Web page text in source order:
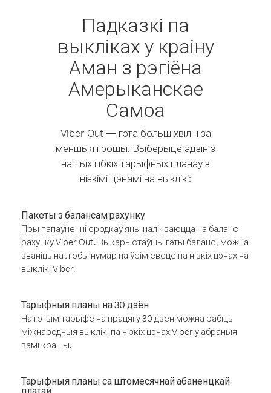
Падказкі па
выкліках у краіну
Аман з рэгіёна
Амерыканскае
Самоа
Viber Out — гэта больш хвілін за
меншыя грошы. Выберыце адзін з
нашых гібкіх тарыфных планаў з
нізкімі цэнамі на выклікі:
Пакеты з балансам рахунку
Пры папаўненні сродкаў яны налічваюцца на баланс
рахунку Viber Out. Выкарыстаўшы гэты баланс, можна
званіць на любы нумар па ўсім свеце па нізкіх цэнах на
выклікі Viber.
Тарыфныя планы на 30 дзён
На гэтым тарыфе на працягу 30 дзён можна рабіць
міжнародныя выклікі па нізкіх цэнах Viber у абраныя
вамі краіны.
Тарыфныя планы са штомесячнай абаненцкай
платай